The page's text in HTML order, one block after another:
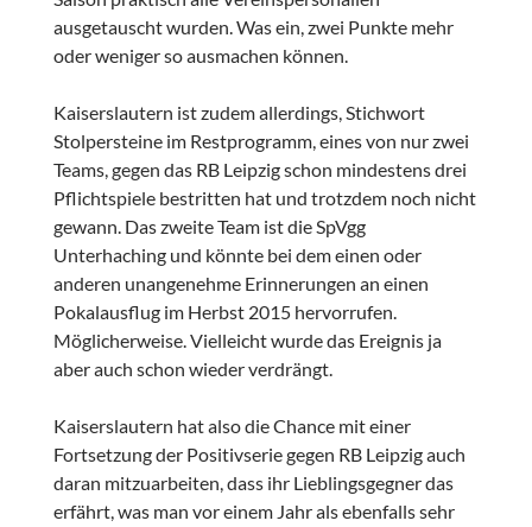
ausgetauscht wurden. Was ein, zwei Punkte mehr
oder weniger so ausmachen können.
Kaiserslautern ist zudem allerdings, Stichwort
Stolpersteine im Restprogramm, eines von nur zwei
Teams, gegen das RB Leipzig schon mindestens drei
Pflichtspiele bestritten hat und trotzdem noch nicht
gewann. Das zweite Team ist die SpVgg
Unterhaching und könnte bei dem einen oder
anderen unangenehme Erinnerungen an einen
Pokalausflug im Herbst 2015 hervorrufen.
Möglicherweise. Vielleicht wurde das Ereignis ja
aber auch schon wieder verdrängt.
Kaiserslautern hat also die Chance mit einer
Fortsetzung der Positivserie gegen RB Leipzig auch
daran mitzuarbeiten, dass ihr Lieblingsgegner das
erfährt, was man vor einem Jahr als ebenfalls sehr